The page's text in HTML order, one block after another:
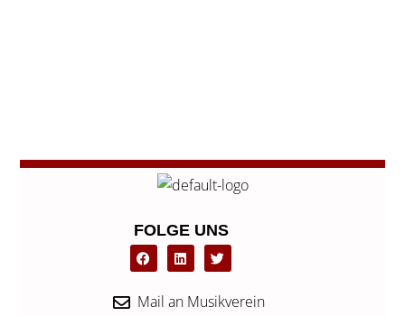
FOLGE UNS
F
a
c
b
o
L
i
n
d
T
w
i
t
e
Mail an Musikverein